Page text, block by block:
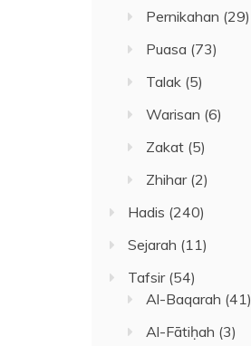
Pernikahan (29)
Puasa (73)
Talak (5)
Warisan (6)
Zakat (5)
Zhihar(2)
Hadis (240)
Sejarah (11)
Tafsir(54)
Al-Baqarah (41)
Al-Fātiḥah (3)